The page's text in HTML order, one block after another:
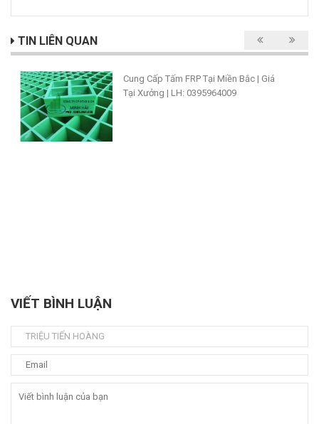
TIN LIÊN QUAN
Cung Cấp Tấm FRP Tại Miền Bắc | Giá
Tại Xưởng | LH: 0395964009
VIẾT BÌNH LUẬN